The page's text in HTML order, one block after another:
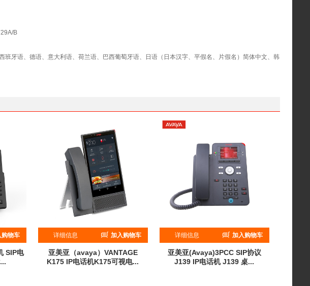
B
牙语、德语、意大利语、荷兰语、巴西葡萄牙语、日语（日本汉字、平假名、片假名）简体中文、韩
购物车
SIP电
详细信息 加入购物车
亚美亚（avaya）VANTAGE
K175 IP电话机K175可视电...
详细信息 加入购物车
亚美亚(Avaya)3PCC SIP协议
J139 IP电话机 J139 桌...